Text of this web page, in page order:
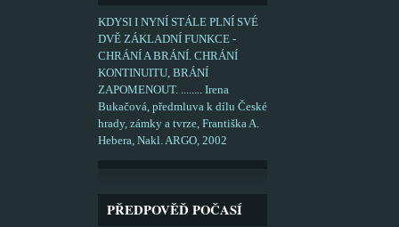
KDYSI I NYNÍ STÁLE PLNÍ SVÉ
DVĚ ZÁKLADNÍ FUNKCE -
CHRÁNÍ A BRÁNÍ. CHRÁNÍ
KONTINUITU, BRÁNÍ
ZAPOMENOUT. ........ Irena
Bukačová, předmluva k dílu České
hrady, zámky a tvrze, Františka A.
Hebera, Nakl. ARGO, 2002
PŘEDPOVĚĎ POČASÍ